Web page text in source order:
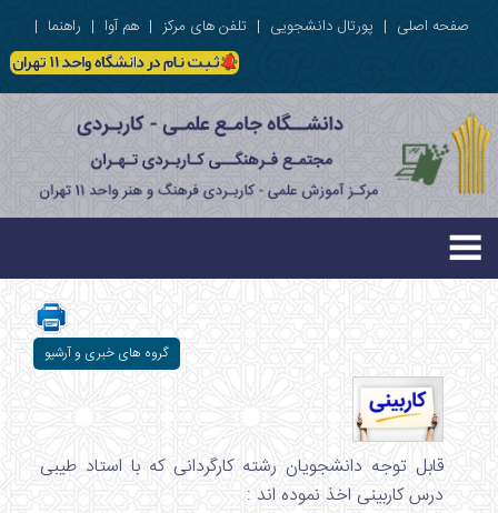
صفحه اصلی | پورتال دانشجویی | تلفن های مرکز | هم آوا | راهنما |
گروه های خبری و آرشیو
قابل توجه دانشجویان رشته کارگردانی که با استاد طیبی
درس کاربینی اخذ نموده اند :